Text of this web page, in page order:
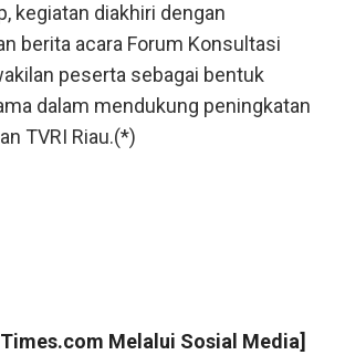
kegiatan diakhiri dengan
berita acara Forum Konsultasi
peserta sebagai bentuk
dalam mendukung peningkatan
TVRI Riau.(*)
Melalui Sosial Media]